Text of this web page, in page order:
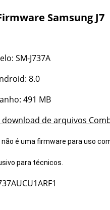
Samsung J7
SM-J737A
8.0
491 MB
de arquivos
é uma firmware para uso
para técnicos.